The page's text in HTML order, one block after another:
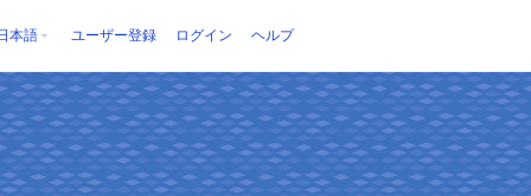
本語 ユーザー登録 ログイン ヘルプ